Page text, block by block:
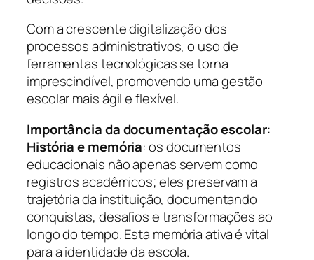
Com a crescente digitalização dos
processos administrativos, o uso de
ferramentas tecnológicas se torna
imprescindível, promovendo uma gestão
escolar mais ágil e flexível.
Importância da documentação escolar:
História e memória: os documentos
educacionais não apenas servem como
registros acadêmicos; eles preservam a
trajetória da instituição, documentando
conquistas, desafios e transformações ao
longo do tempo. Esta memória ativa é vital
para a identidade da escola.